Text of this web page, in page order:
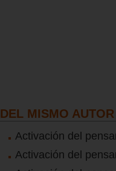
DEL MISMO AUTOR
Activación del
Activación del